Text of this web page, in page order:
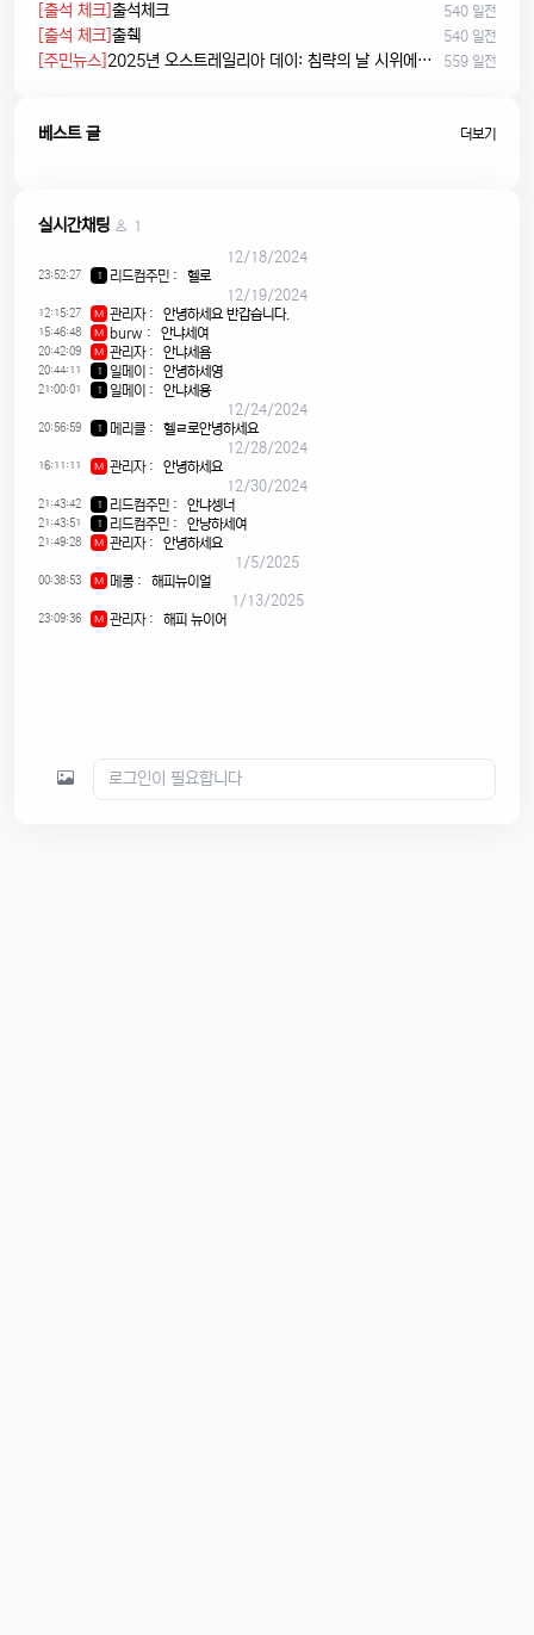
[출석 체크] 출석체크 540 일전
[출석 체크] 출췍 540 일전
[주민뉴스] 2025년 오스트레일리아 데이: 침략의 날 시위에서 시민권 선서, 피크닉까지 559 일전
베스트 글 더보기
실시간채팅
1
12/18/2024
23:52:27 1 리드컴주민 :
헬로
12/19/2024
12:15:27 M 관리자: 안녕하세요 반갑습니다.
15:46:48 M burw : 안냐세여
20:42:09 M 관리자: 안냐세욤
20:44:11 1 일메이 : 안녕하세영
21:00:01 1 일메이 :
안냐세용
12/24/2024
20:56:59 1 메리클:
헬ㄹ로안녕하세요
12/28/2024
16:11:11 M 관리자:
안녕하세요
12/30/2024
21:43:42 1 리드컴주민 : 안냐셍너
21:43:51 1 리드컴주민 : 안냥하세여
21:49:28 M 관리자:
안녕하세요
1/5/2025
00:38:53 M 메롱:
해피뉴이얼
1/13/2025
23:09:36 M 관리자: 해피 뉴이어